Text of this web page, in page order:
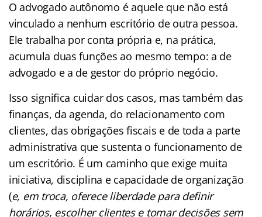
O advogado autônomo é aquele que não está
vinculado a nenhum escritório de outra pessoa.
Ele trabalha por conta própria e, na prática,
acumula duas funções ao mesmo tempo: a de
advogado e a de gestor do próprio negócio.
Isso significa cuidar dos casos, mas também das
finanças, da agenda, do relacionamento com
clientes, das obrigações fiscais e de toda a parte
administrativa que sustenta o funcionamento de
um escritório. É um caminho que exige muita
iniciativa, disciplina e capacidade de organização
(e, em troca, oferece liberdade para definir
horários, escolher clientes e tomar decisões sem